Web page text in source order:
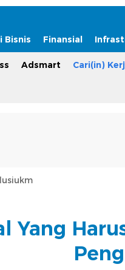
Bisnis Finansial
Adsmart Cari(in)
Yang